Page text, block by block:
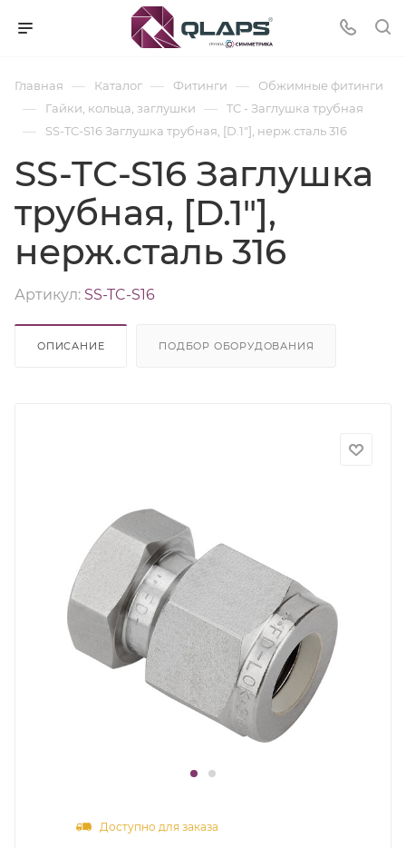
Главная — Каталог — Фитинги — Обжимные фитинги
— Гайки, кольца, заглушки — TC - Заглушка трубная
— SS-TC-S16 Заглушка трубная, [D.1"], нерж.сталь 316
SS-TC-S16 Заглушка
трубная, [D.1"],
нерж.сталь 316
Артикул: SS-TC-S16
ОПИСАНИЕ ПОДБОР ОБОРУДОВАНИЯ
Доступно для заказа